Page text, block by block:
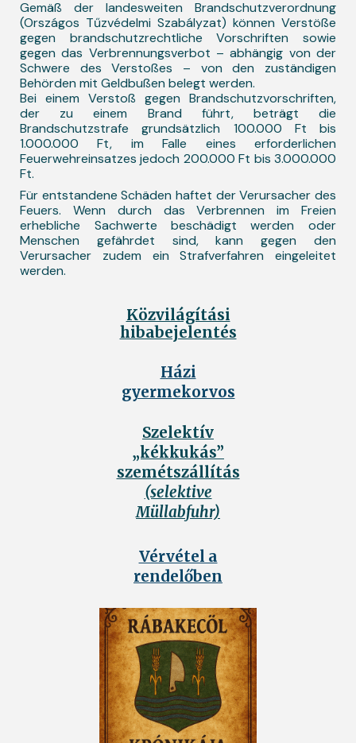
Gemäß der landesweiten Brandschutzverordnung
(Országos Tűzvédelmi Szabályzat) können Verstöße
gegen brandschutzrechtliche Vorschriften sowie
gegen das Verbrennungsverbot – abhängig von der
Schwere des Verstoßes – von den zuständigen
Behörden mit Geldbußen belegt werden.
Bei einem Verstoß gegen Brandschutzvorschriften,
der zu einem Brand führt, beträgt die
Brandschutzstrafe grundsätzlich 100.000 Ft bis
1.000.000 Ft, im Falle eines erforderlichen
Feuerwehreinsatzes jedoch 200.000 Ft bis 3.000.000
Ft.
Für entstandene Schäden haftet der Verursacher des
Feuers. Wenn durch das Verbrennen im Freien
erhebliche Sachwerte beschädigt werden oder
Menschen gefährdet sind, kann gegen den
Verursacher zudem ein Strafverfahren eingeleitet
werden.
Közvilágítási
hibabejelentés
Házi
gyermekorvos
Szelektív
„kékkukás”
szemétszállítás
(selektive
Müllabfuhr)
Vérvétel a
rendelőben